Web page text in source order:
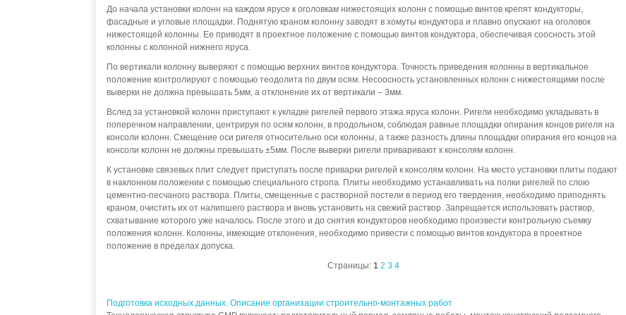
До начала установки колонн на каждом ярусе к оголовкам нижестоящих колонн с помощью винтов крепят кондукторы,
фасадные и угловые площадки. Поднятую краном колонну заводят в хомуты кондуктора и плавно опускают на оголовок
нижестоящей колонны. Ее приводят в проектное положение с помощью винтов кондуктора, обеспечивая соосность этой
колонны с колонной нижнего яруса.
По вертикали колонну выверяют с помощью верхних винтов кондуктора. Точность приведения колонны в вертикальное
положение контролируют с помощью теодолита по двум осям. Несоосность установленных колонн с нижестоящими после
выверки не должна превышать 5мм, а отклонение их от вертикали – 3мм.
Вслед за установкой колонн приступают к укладке ригелей первого этажа яруса колонн. Ригели необходимо укладывать в
поперечном направлении, центрируя по осям колонн, в продольном, соблюдая равные площадки опирания концов ригеля на
консоли колонн. Смещение оси ригеля относительно оси колонны, а также разность длины площадки опирания его концов на
консоли колонн не должны превышать ±5мм. После выверки ригели приваривают к консолям колонн.
К установке связевых плит следует приступать после приварки ригелей к консолям колонн. На место установки плиты подают
в наклонном положении с помощью специального стропа. Плиты необходимо устанавливать на полки ригелей по слою
цементно-песчаного раствора. Плиты, смещенные с растворной постели в период его твердения, необходимо приподнять
краном, очистить их от налипшего раствора и вновь установить на свежий раствор. Запрещается использовать раствор,
схватывание которого уже началось. После этого и до снятия кондукторов необходимо произвести контрольную съемку
положения колонн. Колонны, имеющие отклонения, необходимо привести с помощью винтов кондуктора в проектное
положение в пределах допуска.
Страницы: 1 2 3 4
Подготовка исходных данных. Описание организации строительно-монтажных работ